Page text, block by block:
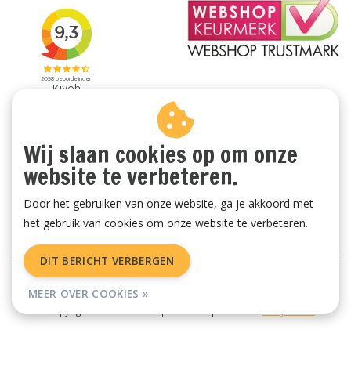
Algemene voorwaarden | Privacy Policy
Wij slaan cookies op om onze
website te verbeteren.
Door het gebruiken van onze website, ga je akkoord met
het gebruik van cookies om onze website te verbeteren.
DIT BERICHT VERBERGEN
MEER OVER COOKIES »